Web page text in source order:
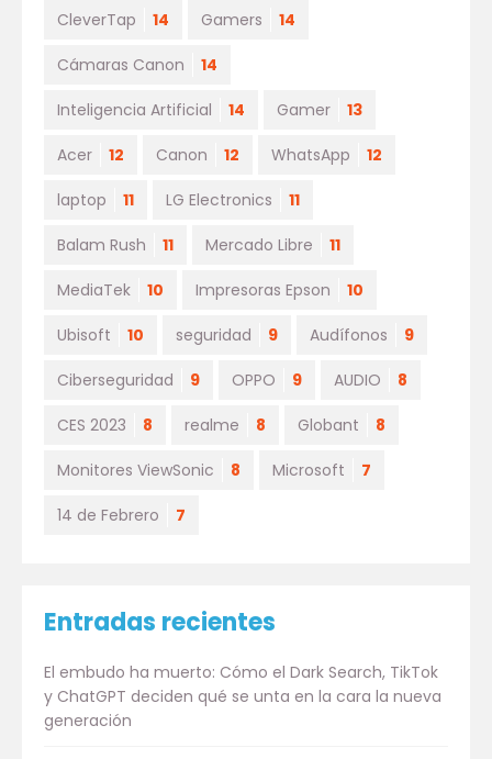
CleverTap 14 Gamers 14
Cámaras Canon 14
Inteligencia Artificial 14 Gamer 13
Acer 12 Canon 12 WhatsApp 12
laptop 11 LG Electronics 11
Balam Rush 11 Mercado Libre 11
MediaTek 10 Impresoras Epson 10
Ubisoft 10 seguridad 9 Audífonos 9
Ciberseguridad 9 OPPO 9 AUDIO 8
CES 2023 8 realme 8 Globant 8
Monitores ViewSonic 8 Microsoft 7
14 de Febrero 7
Entradas recientes
El embudo ha muerto: Cómo el Dark Search, TikTok
y ChatGPT deciden qué se unta en la cara la nueva
generación